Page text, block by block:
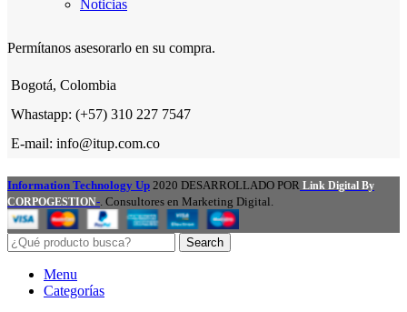
Noticias
Permítanos asesorarlo en su compra.
Bogotá, Colombia
Whastapp: (+57) 310 227 7547
E-mail: info@itup.com.co
Information Technology Up 2020 DESARROLLADO POR Link Digital By
CORPOGESTION- . Consultores en Marketing Digital.
Search
Menu
Categorías